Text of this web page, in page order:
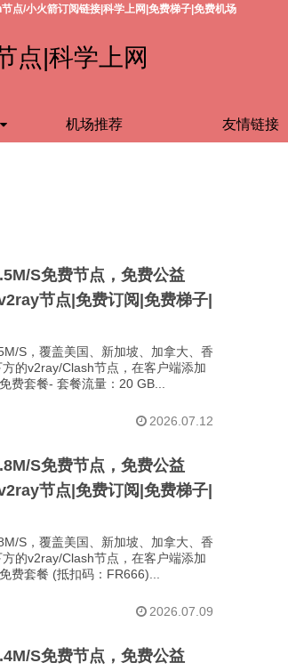
点/小火箭订阅链接|科学上网|免费梯子|免费机场
点|科学上网
机场推荐 友情链接
S免费节点，免费公益
节点|免费订阅|免费梯子|
S，覆盖美国、新加坡、加拿大、香
的v2ray/Clash节点，在客户端添加
费套餐- 套餐流量：20 GB...
2026.07.12
S免费节点，免费公益
节点|免费订阅|免费梯子|
S，覆盖美国、新加坡、加拿大、香
的v2ray/Clash节点，在客户端添加
费套餐 (抵扣码：FR666)...
2026.07.09
S免费节点，免费公益